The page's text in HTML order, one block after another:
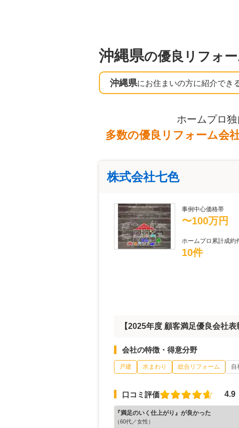
沖縄県の優良リフォ
沖縄県にお住まいの方に紹介でき
ホームプロ
多数の優良リフォーム会
株式会社七色
事例中心価格帯
〜100万円
ホームプロ累計成約
10件
【2025年度 顧客満足優良会社
会社の特徴・得意分野
戸建 水まわり 総合リフォーム 自
口コミ評価 4.9
『満足のいく仕上がり』が良かった
（60代／女性）